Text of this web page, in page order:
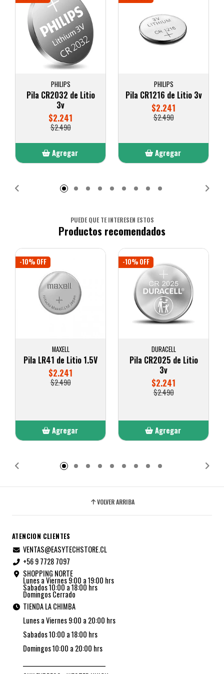
PHILIPS
Pila CR2032 de Litio
3v
$2.241
$2.490
Agregar
PHILIPS
Pila CR1216 de Litio 3v
$2.241
$2.490
Agregar
PUEDE QUE TE INTERESEN ESTOS
Productos recomendados
-10% OFF
MAXELL
Pila LR41 de Litio 1.5V
$2.241
$2.490
Agregar
-10% OFF
DURACELL
Pila CR2025 de Litio
3v
$2.241
$2.490
Agregar
VOLVER ARRIBA
ATENCION CLIENTES
VENTAS@EASYTECHSTORE.CL
+56 9 7728 7097
SHOPPING NORTE
Lunes a Viernes 9:00 a 19:00 hrs
Sabados 10:00 a 18:00 hrs
Domingos Cerrado
TIENDA LA CHIMBA
Lunes a Viernes 9:00 a 20:00 hrs
Sabados 10:00 a 18:00 hrs
Domingos 10:00 a 20:00 hrs